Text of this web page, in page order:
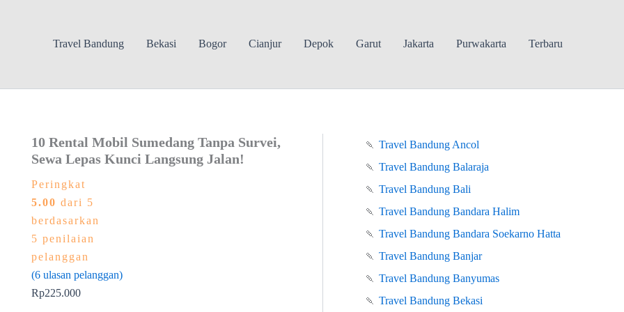
Travel Bandung Bekasi Bogor Cianjur Depok Garut Jakarta Purwakarta Terbaru
10 Rental Mobil Sumedang Tanpa Survei,
Sewa Lepas Kunci Langsung Jalan!
Peringkat
5.00 dari 5
berdasarkan
5 penilaian
pelanggan
(6ulasan pelanggan)
Rp225.000
🍡 Travel Bandung Ancol
🍡 Travel Bandung Balaraja
🍡 Travel Bandung Bali
🍡 Travel Bandung Bandara Halim
🍡 Travel Bandung Bandara Soekarno Hatta
🍡 Travel Bandung Banjar
🍡 Travel Bandung Banyumas
🍡 Travel Bandung Bekasi